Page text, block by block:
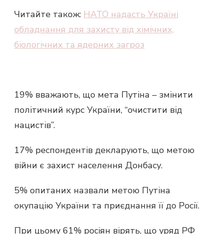
Читайте також: НАТО надасть Україні
обладнання для захисту від хімічних,
біологічних та ядерних загроз
19% вважають, що мета Путіна – змінити
політичний курс України, “очистити від
нацистів”.
17% респондентів декларують, що метою
війни є захист населення Донбасу.
5% опитаних назвали метою Путіна
окупацію України та приєднання її до Росії.
При цьому 61% росіян вірять, що уряд РФ